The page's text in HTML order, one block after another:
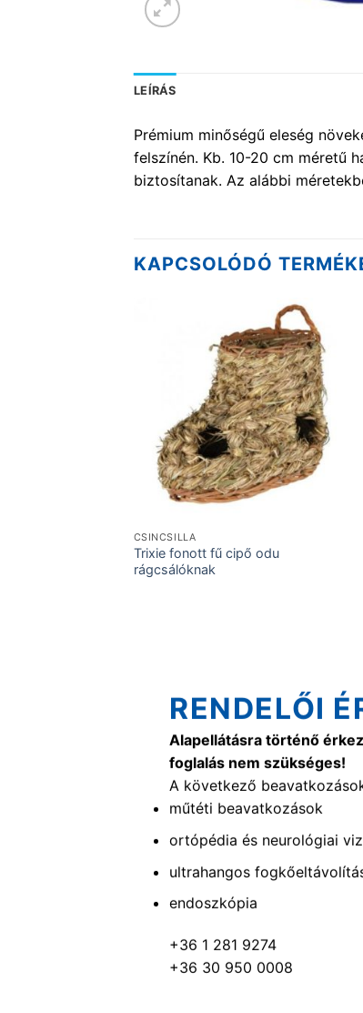
LEÍRÁS
Prémium minőségű eleség
felszínén. Kb. 10-20 cm méretű
biztosítanak. Az alábbi
KAPCSOLÓDÓ
CSINCSILLA
Trixie fonott fű cipő odu
rágcsálóknak
RENDELŐI
Alapellátásra történő
foglalás nem szükséges!
A következő
műtéti beavatkozások
ortópédia és neurológiai
ultrahangos
endoszkópia
+36 1 281 9274
+36 30 950 0008